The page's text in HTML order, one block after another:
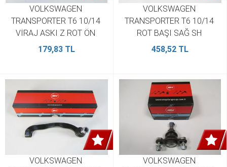
VOLKSWAGEN
TRANSPORTER T6 10/14
VİRAJ ASKI Z ROT ÖN
SAĞ/SOL AYNI  SH
179,83 TL
VOLKSWAGEN
TRANSPORTER T6 10/14
ROT BAŞI SAĞ SH
7H0422818B
458,52 TL
VOLKSWAGEN
VOLKSWAGEN